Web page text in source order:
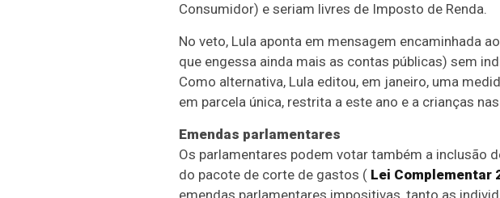
Consumidor) e seriam livres de Imposto de Renda.
No veto, Lula aponta em mensagem encaminhada
que engessa ainda mais as contas públicas) sem
Como alternativa, Lula editou, em janeiro, uma
em parcela única, restrita a este ano e a crianças
Emendas parlamentares
Os parlamentares podem votar também a inclusão
do pacote de corte de gastos ( Lei Complementar